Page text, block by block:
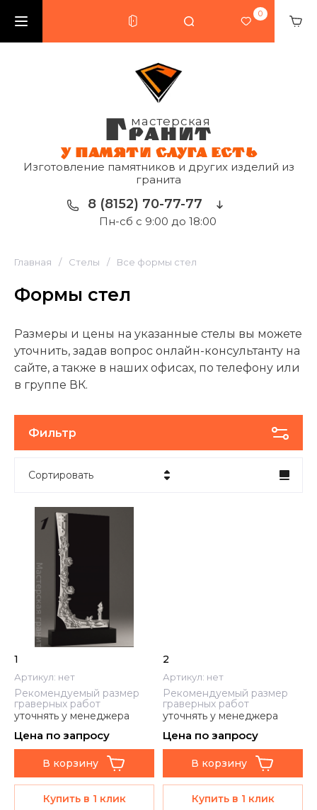
0
мастерская
ГРАНИТ
У ПАМЯТИ СЛУГА ЕСТЬ
Изготовление памятников и других изделий из
гранита
8 (8152) 70-77-77
Пн-сб с 9:00 до 18:00
Главная / Стелы / Все формы стел
Формы стел
Размеры и цены на указанные стелы вы можете
уточнить, задав вопрос онлайн-консультанту на
сайте, а также в наших офисах, по телефону или
в группе ВК.
Фильтр
Сортировать
Цена - возрастание
Название - Я-А
Название - А-Я
1
Артикул: нет
Рекомендуемый размер
граверных работ
уточнять у менеджера
Цена по запросу
В корзину
Купить в 1 клик
2
Артикул: нет
Рекомендуемый размер
граверных работ
уточнять у менеджера
Цена по запросу
В корзину
Купить в 1 клик